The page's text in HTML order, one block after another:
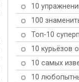
10
100
Топ-10
10 курьёзов
10 самых
10